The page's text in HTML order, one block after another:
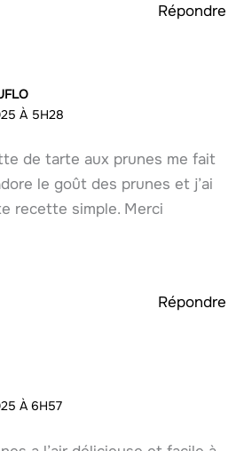
Répondre
À 5H28
de tarte aux prunes me fait
le goût des prunes et j’ai
recette simple. Merci
Répondre
À 6H57